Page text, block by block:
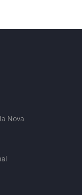
Nova